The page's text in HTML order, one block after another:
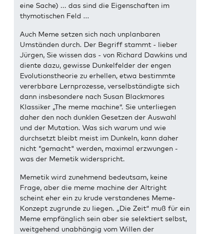
eine Sache) ... das sind die Eigenschaften im
thymotischen Feld ...
Auch Meme setzen sich nach unplanbaren
Umständen durch. Der Begriff stammt - lieber
Jürgen, Sie wissen das - von Richard Dawkins und
diente dazu, gewisse Dunkelfelder der engen
Evolutionstheorie zu erhellen, etwa bestimmte
vererbbare Lernprozesse, verselbständigte sich
dann insbesondere nach Susan Blackmores
Klassiker „The meme machine“. Sie unterliegen
daher den noch dunklen Gesetzen der Auswahl
und der Mutation. Was sich warum und wie
durchsetzt bleibt meist im Dunkeln, kann daher
nicht "gemacht" werden, maximal erzwungen -
was der Memetik widerspricht.
Memetik wird zunehmend bedeutsam, keine
Frage, aber die meme machine der Altright
scheint eher ein zu krude verstandenes Meme-
Konzept zugrunde zu liegen. „Die Zeit“ muß für ein
Meme empfänglich sein aber sie selektiert selbst,
weitgehend unabhängig vom Willen der